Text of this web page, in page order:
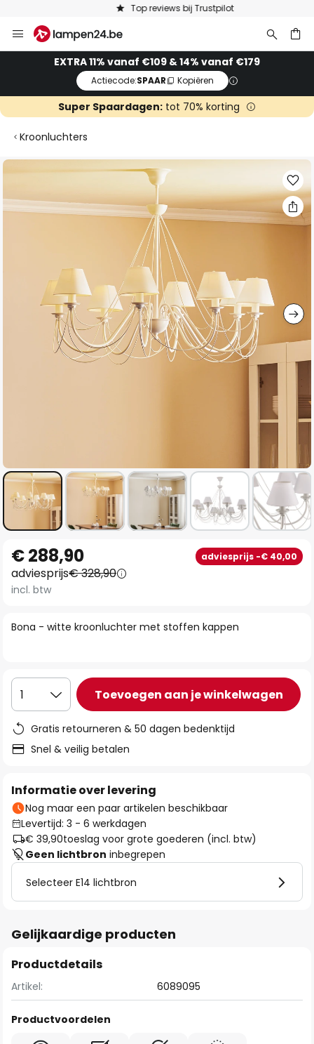
Top reviews bij Trustpilot
naar
EXTRA 11% vanaf €109 & 14% vanaf €179
Actiecode:SPAAR Kopiëren
Super Spaardagen: tot 70% korting
Kroonluchters
Ga
het
afbeeldingen-
naar
het
begin
de
Bona - witte kroonluchter met stoffen kappen
€ 288,90 adviesprijs -€ 40,00
adviesprijs€ 328,90
incl. btw
1 Toevoegen aan je winkelwagen
Gratis retourneren & 50 dagen bedenktijd
Snel & veilig betalen
Informatie over levering
Nog maar een paar artikelen beschikbaar
Levertijd: 3 - 6 werkdagen
€ 39,90toeslag voor grote goederen (incl. btw)
Geen lichtbron inbegrepen
Selecteer E14 lichtbron
Gelijkaardige producten
Productdetails
Artikel: 6089095
Productvoordelen